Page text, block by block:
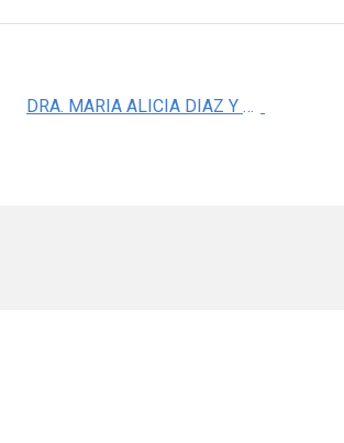
DRA. MARIA ALICIA DIAZ Y OREA